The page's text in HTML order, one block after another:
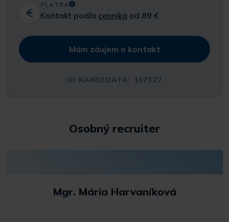
PLATBA
Kontakt podľa cenníka od 89 €
Mám záujem o kontakt
ID KANDIDÁTA: 167327
Osobný recruiter
Mgr. Mária Harvaníková